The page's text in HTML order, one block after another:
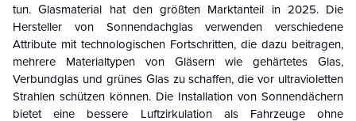
tun.Glasmaterial hat den größten Marktanteil in 2025. Die
Hersteller von Sonnendachglas verwenden verschiedene
Attribute mit technologischen Fortschritten, die dazu beitragen,
mehrere Materialtypen von Gläsern wie gehärtetes Glas,
Verbundglas und grünes Glas zu schaffen, die vor ultravioletten
Strahlen schützen können. Die Installation von Sonnendächern
bietet eine bessere Luftzirkulation als Fahrzeuge ohne